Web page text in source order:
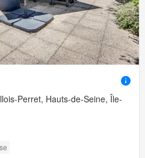
Perret, Hauts-de-Seine, Île-